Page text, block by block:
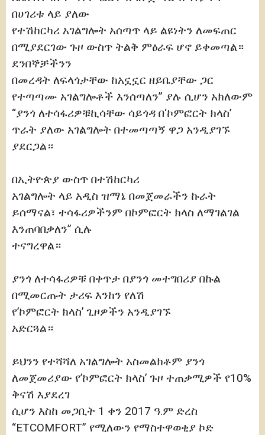
በሀገሪቱ ላይ ያለው
የተሽከርካሪ አገልግሎት አሰጣጥ ላይ ልዩነትን ለመፍጠር
በሚያደርገው ጉዞ ውስጥ ትልቅ ምዕራፍ ሆኖ ይቀመጣል።
ደንበኞቻችንን
በመረዳት ለፍላጎታቸው ከአኗኗር ዘይቤያቸው ጋር
የተጣጣሙ አገልግሎቶች እንሰጣለን” ያሉ ሲሆን አክለውም
“ያንጎ ለተሳፋሪዎቹኪሳቸው ሳይጎዳ በ‘ኮምፎርት ክላስ’
ጥራት ያለው አገልግሎት በተመጣጣኝ ዋጋ አንዲያገኙ
ያደርጋል።
በኢትዮጵያ ውስጥ በተሽከርካሪ
አገልግሎት ላይ አዲስ ዝማኔ በመጀመራችን ኩራት
ይሰማናል፣ ተሳፋሪዎችንም በኮምፎርት ክላስ ለማገልገል
እንጠባበቃለን” ሲሉ
ተናግረዋል።
ያንጎ ለተሳፋሪዎቹ በቀጥታ በያንጎ መተግበሪያ በኩል
በሚመርጡት ታሪፍ እንከን የለሽ
የ’ኮምፎርት ክላስ’ ጊዞዎችን አንዲያገኙ
አድርጓል።
ይህንን የተሻሻለ አገልግሎት አስመልክቶም ያንጎ
ለመጀመሪያው የ’ኮምፎርት ክላስ’ ጉዞ ተጠቃሚዎች የ10%
ቅናሽ እያደረገ
ሲሆን እስከ መጋቢት 1 ቀን 2017 ዓ.ም ድረስ
“ETCOMFORT” የሚለውን የማስተዋወቂያ ኮድ